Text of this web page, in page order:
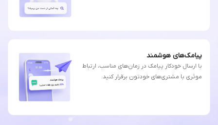
پیامک‌های هوشمند
با ارسال خودکار پیامک در زمان‌های مناسب، ارتباط
موثری با مشتری‌های خودتون برقرار کنید.